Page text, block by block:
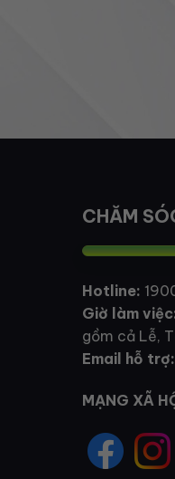
CHĂM
Hotline:
Giờ làm
gồm cả Lễ,
Email hỗ trợ:
MẠNG XÃ